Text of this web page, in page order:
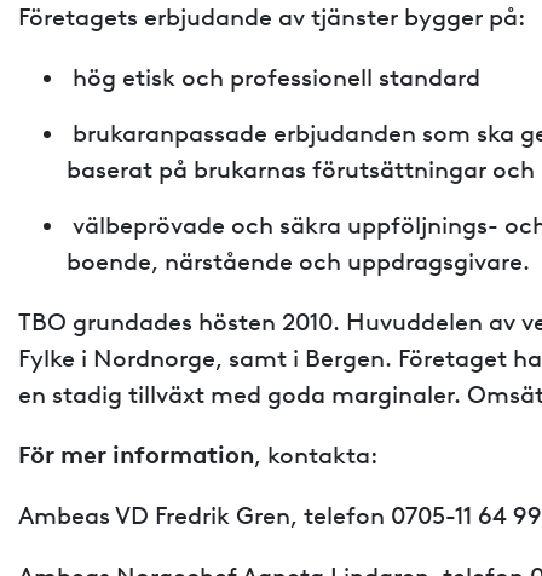
Företagets erbjudande av tjänster bygger på:
hög etisk och professionell standard
brukaranpassade erbjudanden som ska
baserat på brukarnas förutsättningar och
välbeprövade och säkra uppföljnings-
boende, närstående och uppdragsgivare.
TBO grundades hösten 2010. Huvuddelen av
Fylke i Nordnorge, samt i Bergen. Företaget
en stadig tillväxt med goda marginaler.
För mer information, kontakta:
Ambeas VD Fredrik Gren, telefon 0705-11 64